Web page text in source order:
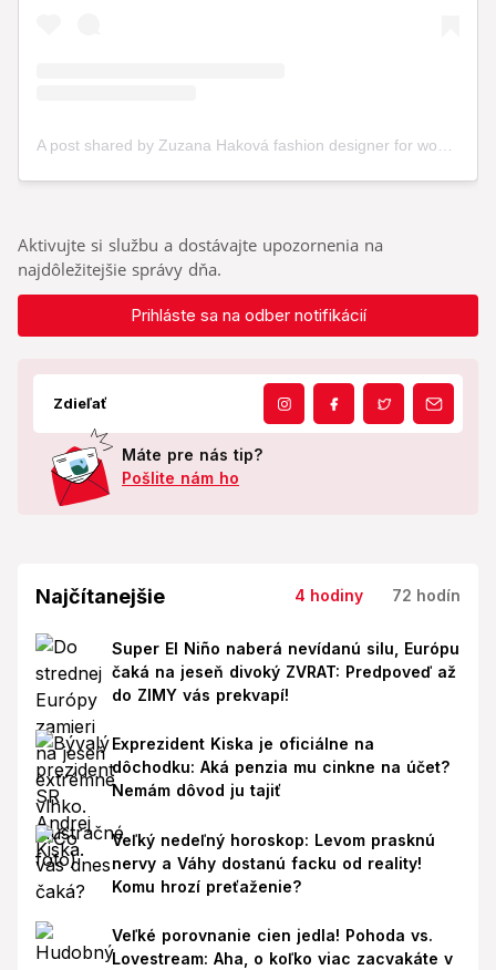
Aktivujte si službu a dostávajte upozornenia na
najdôležitejšie správy dňa.
Prihláste sa na odber notifikácií
Zdieľať
Máte pre nás tip?
Pošlite nám ho
Najčítanejšie 4 hodiny 72 hodín
Super El Niño naberá nevídanú silu, Európu
čaká na jeseň divoký ZVRAT: Predpoveď až
do ZIMY vás prekvapí!
Exprezident Kiska je oficiálne na
dôchodku: Aká penzia mu cinkne na účet?
Nemám dôvod ju tajiť
Veľký nedeľný horoskop: Levom prasknú
nervy a Váhy dostanú facku od reality!
Komu hrozí preťaženie?
Veľké porovnanie cien jedla! Pohoda vs.
Lovestream: Aha, o koľko viac zacvakáte v